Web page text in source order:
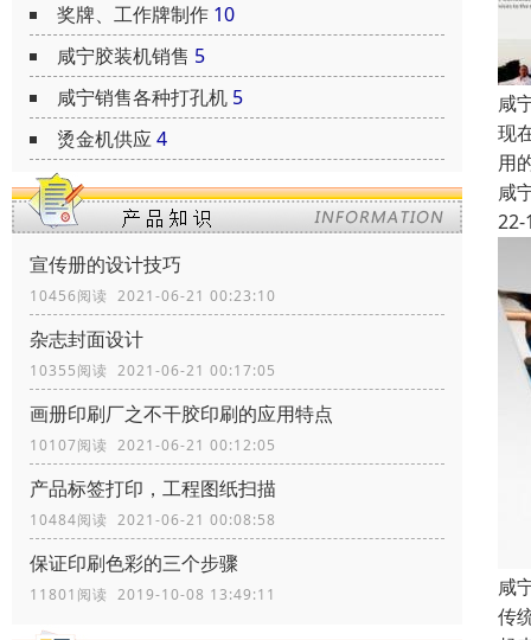
奖牌、工作牌制作 10
咸宁胶装机销售 5
咸宁销售各种打孔机 5
烫金机供应4
宣传册的设计技巧
10456阅读 2021-06-21 00:23:10
杂志封面设计
10355阅读 2021-06-21 00:17:05
画册印刷厂之不干胶印刷的应用特点
10107阅读 2021-06-21 00:12:05
产品标签打印，工程图纸扫描
10484阅读 2021-06-21 00:08:58
保证印刷色彩的三个步骤
11801阅读 2019-10-08 13:49:11
咸
现
用
咸
22-
咸
传